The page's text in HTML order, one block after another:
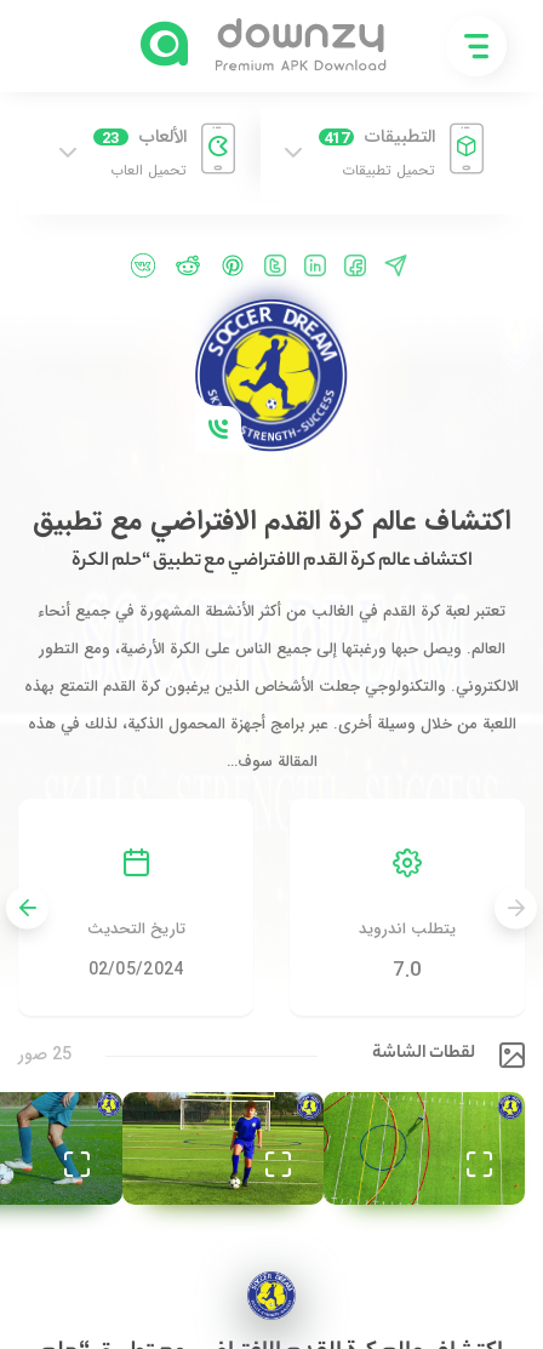
التطبيقات 417
تحميل تطبيقات
الألعاب 23
تحميل العاب
اكتشاف عالم كرة القدم الافتراضي مع تطبيق
اكتشاف عالم كرة القدم الافتراضي مع تطبيق “حلم الكرة
تعتبر لعبة كرة القدم في الغالب من أكثر الأنشطة المشهورة في جميع أنحاء
العالم. ويصل حبها ورغبتها إلى جميع الناس على الكرة الأرضية، ومع التطور
الالكتروني. والتكنولوجي جعلت الأشخاص الذين يرغبون كرة القدم التمتع بهذه
اللعبة من خلال وسيلة أخرى. عبر برامج أجهزة المحمول الذكية، لذلك في هذه
المقالة سوف…
يتطلب اندرويد
7.0
تاريخ التحديث
02/05/2024
لقطات الشاشة 25 صور